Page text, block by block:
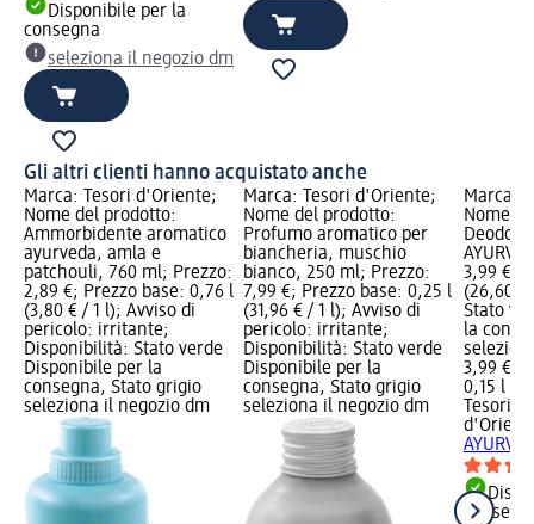
Disponibile per la
consegna
seleziona il negozio dm
Gli altri clienti hanno acquistato anche
Marca: Tesori d'Oriente;
Nome del prodotto:
Ammorbidente aromatico
ayurveda, amla e
patchouli, 760 ml; Prezzo:
2,89 €; Prezzo base: 0,76 l
(3,80 € / 1 l); Avviso di
pericolo: irritante;
Disponibilità: Stato verde
Disponibile per la
consegna, Stato grigio
seleziona il negozio dm
Marca: Tesori d'Oriente;
Nome del prodotto:
Profumo aromatico per
biancheria, muschio
bianco, 250 ml; Prezzo:
7,99 €; Prezzo base: 0,25 l
(31,96 € / 1 l); Avviso di
pericolo: irritante;
Disponibilità: Stato verde
Disponibile per la
consegna, Stato grigio
seleziona il negozio dm
Marca:
Nome
3,99 €;
(26,60
Stato
la
3,99 €
0,15 l
Tesori